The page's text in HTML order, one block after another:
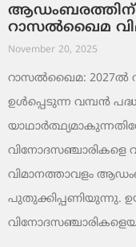
ആഡംബരത്തിന്
റാസൽഖൈമ
November 20, 2025
റാസൽഖൈമ:
ഉൾപ്പെടുന്ന വമ്പൻ
വിനോദസഞ്ചാരികളെ
വിമാനത്താവളം
പുതുക്കിപ്പണിയുന്നു.